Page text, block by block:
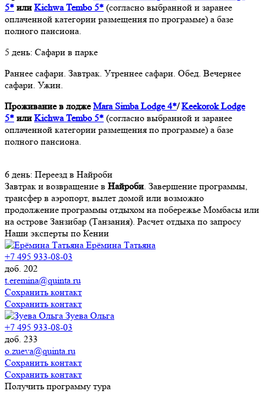
5* или Kichwa Tembo 5* (согласно выбранной и заранее
оплаченной категории размещения по программе) а базе
полного пансиона.
5 день: Сафари в парке
Раннее сафари. Завтрак. Утреннее сафари. Обед. Вечернее
сафари. Ужин.
Проживание в лоджеMara Simba Lodge 4*/Keekorok Lodge
5* или Kichwa Tembo 5* (согласно выбранной и заранее
оплаченной категории размещения по программе) а базе
полного пансиона.
6 день: Переезд в Найроби
Завтрак и возвращение в Найроби. Завершение программы,
трансфер в аэропорт, вылет домой или возможно
продолжение программы отдыхом на побережье Момбасы или
на острове Занзибар (Танзания). Расчет отдыха по запросу
Наши эксперты по Кении
Ерёмина Татьяна
+7 495 933-08-03
доб. 202
t.eremina@quinta.ru
Сохранить контакт
Сохранить контакт
Зуева Ольга
+7 495 933-08-03
доб. 233
o.zueva@quinta.ru
Сохранить контакт
Сохранить контакт
Получить программу тура